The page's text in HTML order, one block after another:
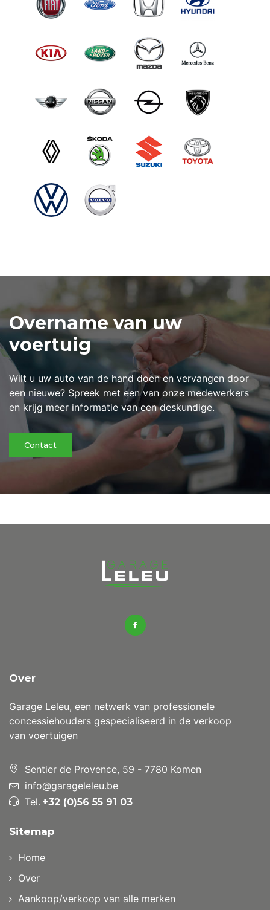
Overname van uw
voertuig
Wilt u uw auto van de hand doen en vervangen door
een nieuwe? Spreek met een van onze medewerkers
en krijg meer informatie van een deskundige.
Contact
Over
Garage Leleu, een netwerk van professionele
concessiehouders gespecialiseerd in de verkoop
van voertuigen
Sentier de Provence, 59 - 7780 Komen
info@garageleleu.be
Tel. +32 (0)56 55 91 03
Sitemap
Home
Over
Aankoop/verkoop van alle merken